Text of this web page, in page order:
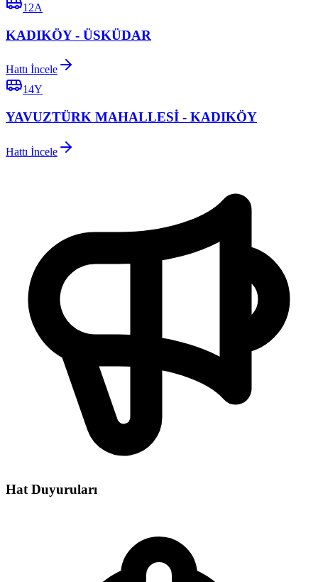
12A
KADIKÖY - ÜSKÜDAR
Hattı İncele
14Y
YAVUZTÜRK MAHALLESİ - KADIKÖY
Hattı İncele
Hat Duyuruları